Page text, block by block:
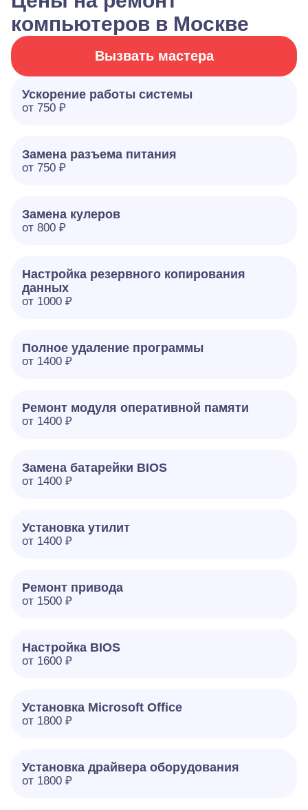
компьютеров в Москве
Вызвать мастера
Ускорение работы системы
от 750 ₽
Замена разъема питания
от 750 ₽
Замена кулеров
от 800 ₽
Настройка резервного копирования
данных
от 1000 ₽
Полное удаление программы
от 1400 ₽
Ремонт модуля оперативной памяти
от 1400 ₽
Замена батарейки BIOS
от 1400 ₽
Установка утилит
от 1400 ₽
Ремонт привода
от 1500 ₽
Настройка BIOS
от 1600 ₽
Установка Microsoft Office
от 1800 ₽
Установка драйвера оборудования
от 1800 ₽